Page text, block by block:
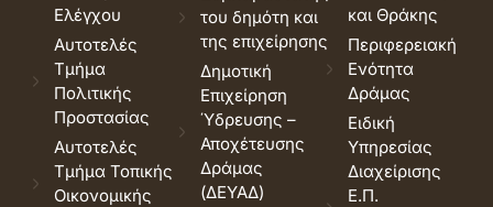
Ελέγχου
Αυτοτελές
Τμήμα
Πολιτικής
Προστασίας
Αυτοτελές
Τμήμα Τοπικής
Οικονομικής
του δημότη και
της επιχείρησης
Δημοτική
Επιχείρηση
Ύδρευσης –
Αποχέτευσης
Δράμας
(ΔΕΥΑΔ)
και Θράκης
Περιφερειακή
Ενότητα
Δράμας
Ειδική
Υπηρεσίας
Διαχείρισης
Ε.Π.